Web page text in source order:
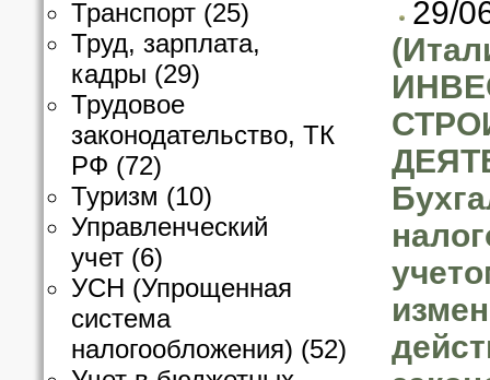
Транспорт (25)
Труд, зарплата,
кадры (29)
Трудовое
законодательство, ТК
РФ (72)
Туризм (10)
Управленческий
учет (6)
УСН (Упрощенная
система
налогообложения) (52)
29/